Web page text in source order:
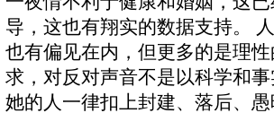
导，这也有翔实的数据支持。
也有偏见在内，但更多的是理
求，对反对声音不是以科学和
她的人一律扣上封建、落后、